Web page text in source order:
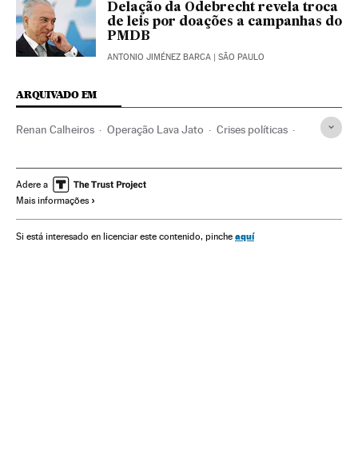
Delação da Odebrecht revela troca
de leis por doações a campanhas do
PMDB
ANTONIO JIMÉNEZ BARCA | SÃO PAULO
ARQUIVADO EM
Renan Calheiros Operação Lava Jato Crises políticas
Financiamento ilegal Lavagem dinheiro
Corrupção política
Corrupção Brasil Partidos políticos Polícia
Adere a
Mais informações
Si está interesado en licenciar este contenido, pinche aquí